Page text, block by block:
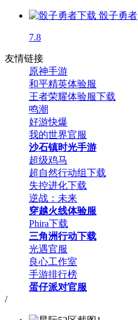
骰子勇者
7.8
友情链接
原神手游
和平精英体验服
王者荣耀体验服下载
鸣潮
好游快爆
我的世界官服
沙石镇时光手游
超级鸡马
超自然行动组下载
失控进化下载
逆战：未来
穿越火线体验服
Phira下载
三角洲行动下载
光遇官服
良心工作室
手游排行榜
蛋仔派对官服
/